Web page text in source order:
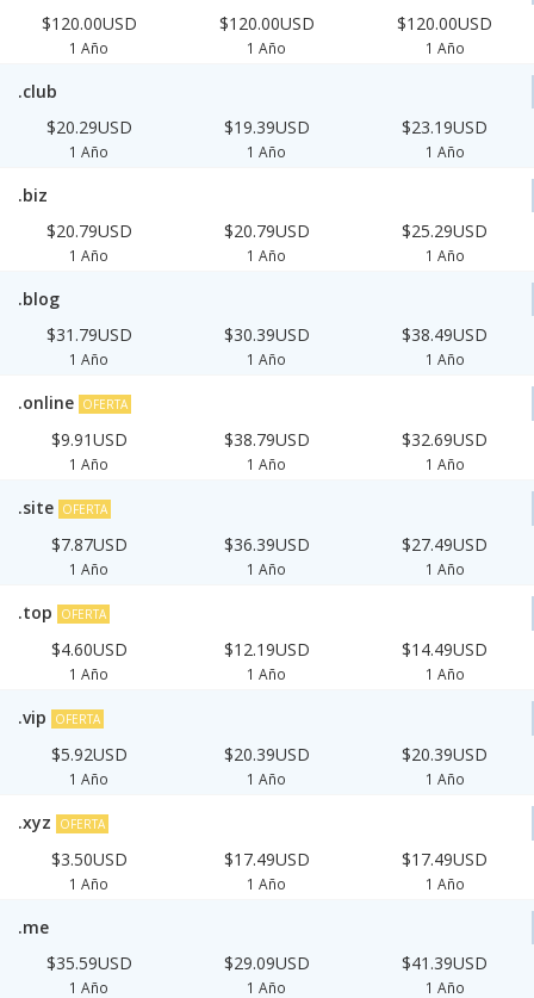
$120.00USD
1 Año
$120.00USD
1 Año
$120.00USD
1 Año
.club
$20.29USD
1 Año
$19.39USD
1 Año
$23.19USD
1 Año
.biz
$20.79USD
1 Año
$20.79USD
1 Año
$25.29USD
1 Año
.blog
$31.79USD
1 Año
$30.39USD
1 Año
$38.49USD
1 Año
.online OFERTA
$9.91USD
1 Año
$38.79USD
1 Año
$32.69USD
1 Año
.site OFERTA
$7.87USD
1 Año
$36.39USD
1 Año
$27.49USD
1 Año
.top OFERTA
$4.60USD
1 Año
$12.19USD
1 Año
$14.49USD
1 Año
.vip OFERTA
$5.92USD
1 Año
$20.39USD
1 Año
$20.39USD
1 Año
.xyz OFERTA
$3.50USD
1 Año
$17.49USD
1 Año
$17.49USD
1 Año
.me
$35.59USD
1 Año
$29.09USD
1 Año
$41.39USD
1 Año